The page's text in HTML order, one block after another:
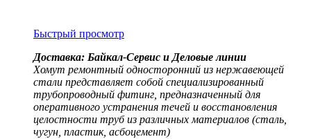
Быстрый просмотр
Доставка: Байкал-Сервис и Деловые линии
Хомут ремонтный односторонний из нержавеющей
стали представляет собой специализированный
трубопроводный фитинг, предназначенный для
оперативного устранения течей и восстановления
целостности труб из различных материалов (сталь,
чугун, пластик, асбоцемент)